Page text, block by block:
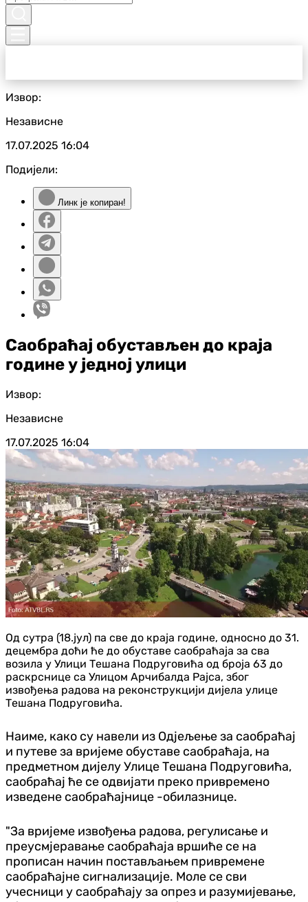
Извор:
Независне
17.07.2025 16:04
Подијели:
Линк је копиран!
Саобраћај обустављен до краја
године у једној улици
Извор:
Независне
17.07.2025 16:04
Од сутра (18.јул) па све до краја године, односно до 31.
децембра доћи ће до обуставе саобраћаја за сва
возила у Улици Тешана Подруговића од броја 63 до
раскрснице са Улицом Арчибалда Рајса, због
извођења радова на реконструкцији дијела улице
Тешана Подруговића.
Наиме, како су навели из Одјељење за саобраћај
и путеве за вријеме обуставе саобраћаја, на
предметном дијелу Улице Тешана Подруговића,
саобраћај ће се одвијати преко привремено
изведене саобраћајнице -обилазнице.
"За вријеме извођења радова, регулисање и
преусмјеравање саобраћаја вршиће се на
прописан начин постављањем привремене
саобраћајне сигнализације. Моле се сви
учесници у саобраћају за опрез и разумијевање,